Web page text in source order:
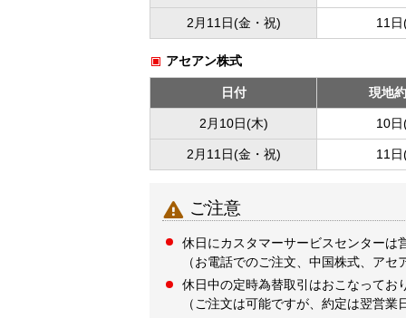
2月11日(金・祝) 11
アセアン株式
日付 現地
2月10日(木) 10
2月11日(金・祝) 11
 ご注意
休日にカスタマーサービスセンターは
（お電話でのご注文、中国株式、ア
休日中の定時為替取引はおこなってお
（ご注文は可能ですが、約定は翌営業